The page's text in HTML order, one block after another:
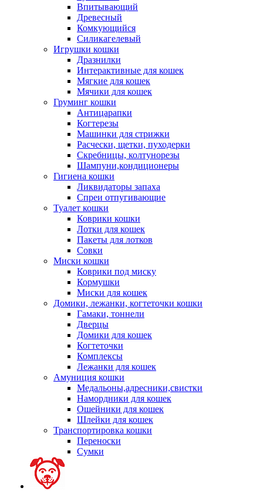
Впитывающий
Древесный
Комкующийся
Силикагелевый
Игрушки кошки
Дразнилки
Интерактивные для кошек
Мягкие для кошек
Мячики для кошек
Груминг кошки
Антицарапки
Когтерезы
Машинки для стрижки
Расчески, щетки, пуходерки
Скребницы, колтунорезы
Шампуни,кондиционеры
Гигиена кошки
Ликвидаторы запаха
Спреи отпугивающие
Туалет кошки
Коврики кошки
Лотки для кошек
Пакеты для лотков
Совки
Миски кошки
Коврики под миску
Кормушки
Миски для кошек
Домики, лежанки, когтеточки кошки
Гамаки, тоннели
Дверцы
Домики для кошек
Когтеточки
Комплексы
Лежанки для кошек
Амуниция кошки
Медальоны,адресники,свистки
Намордники для кошек
Ошейники для кошек
Шлейки для кошек
Транспортировка кошки
Переноски
Сумки